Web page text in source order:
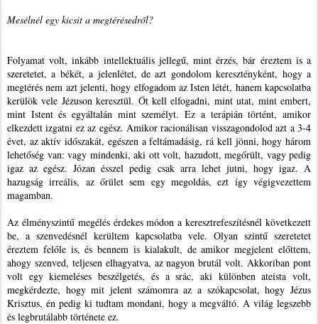
Mesélnél egy kicsit a megtérésedről?
Folyamat volt, inkább intellektuális jellegű, mint érzés, bár éreztem is a
szeretetet, a békét, a jelenlétet, de azt gondolom keresztényként, hogy a
megtérés nem azt jelenti, hogy elfogadom az Isten létét, hanem kapcsolatba
kerülök vele Jézuson keresztül. Őt kell elfogadni, mint utat, mint embert,
mint Istent és egyáltalán mint személyt. Ez a terápián történt, amikor
elkezdett izgatni ez az egész. Amikor racionálisan visszagondolod azt a 3-4
évet, az aktív időszakát, egészen a feltámadásig, rá kell jönni, hogy három
lehetőség van: vagy mindenki, aki ott volt, hazudott, megőrült, vagy pedig
igaz az egész. Józan ésszel pedig csak arra lehet jutni, hogy igaz. A
hazugság irreális, az őrület sem egy megoldás, ezt így végigvezettem
magamban.
Az élményszintű megélés érdekes módon a keresztrefeszítésnél következett
be, a szenvedésnél kerültem kapcsolatba vele. Olyan szintű szeretetet
éreztem felőle is, és bennem is kialakult, de amikor megjelent előttem,
ahogy szenved, teljesen elhagyatva, az nagyon brutál volt. Akkoriban pont
volt egy kiemeléses beszélgetés, és a srác, aki különben ateista volt,
megkérdezte, hogy mit jelent számomra az a szókapcsolat, hogy Jézus
Krisztus, én pedig ki tudtam mondani, hogy a megváltó. A világ legszebb
és legbrutálabb története ez.